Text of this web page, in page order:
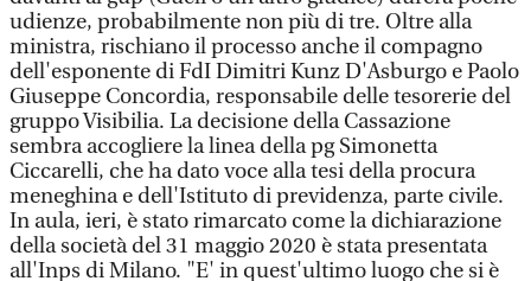
udienze, probabilmente non più di tre. Oltre alla
ministra, rischiano il processo anche il compagno
dell'esponente di FdI Dimitri Kunz D'Asburgo e Paolo
Giuseppe Concordia, responsabile delle tesorerie del
gruppo Visibilia. La decisione della Cassazione
sembra accogliere la linea della pg Simonetta
Ciccarelli, che ha dato voce alla tesi della procura
meneghina e dell'Istituto di previdenza, parte civile.
In aula, ieri, è stato rimarcato come la dichiarazione
della società del 31 maggio 2020 è stata presentata
all'Inps di Milano. "E' in quest'ultimo luogo che si è